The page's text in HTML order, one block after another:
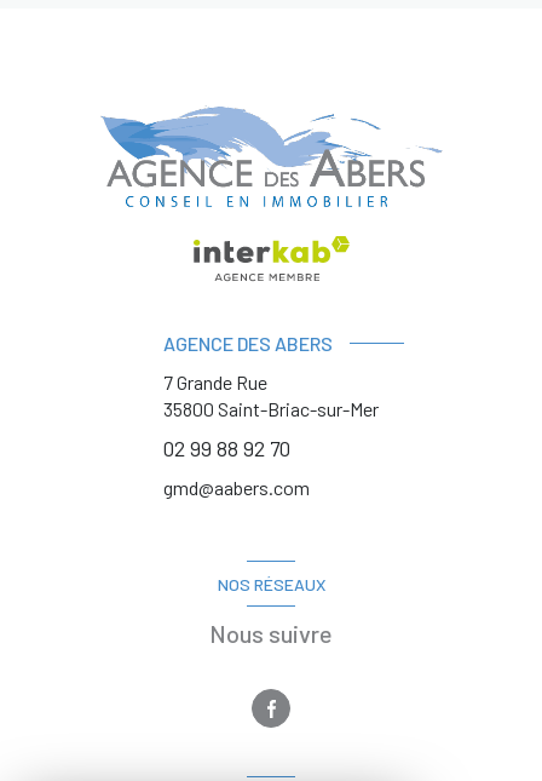
AGENCE DES ABERS
7 Grande Rue
35800 Saint-Briac-sur-Mer
02 99 88 92 70
gmd@aabers.com
NOS RÉSEAUX
Nous suivre